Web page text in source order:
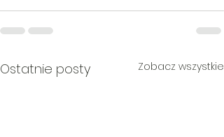
Ostatnie posty Zobacz wszystkie